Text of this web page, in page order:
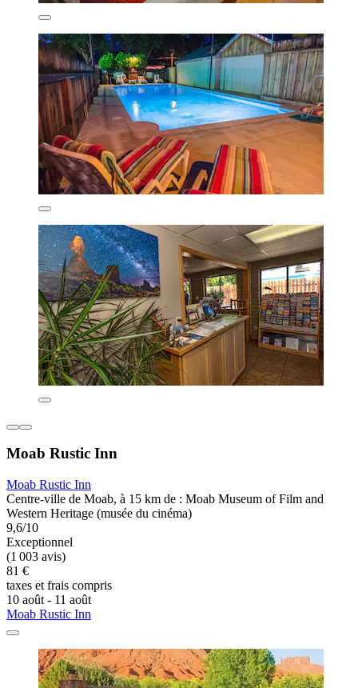
Moab Rustic Inn
Moab Rustic Inn
Centre-ville de Moab, à 15 km de : Moab Museum of Film and
Western Heritage (musée du cinéma)
9,6/10
Exceptionnel
(1 003 avis)
81 €
taxes et frais compris
10 août - 11 août
Moab Rustic Inn